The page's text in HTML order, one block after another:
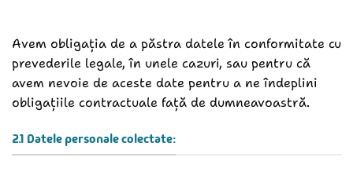
Avem obligația de a păstra datele în conformitate cu
prevederile legale, în unele cazuri, sau pentru că
avem nevoie de aceste date pentru a ne îndeplini
obligațiile contractuale față de dumneavoastră.
2.1 Datele personale colectate: